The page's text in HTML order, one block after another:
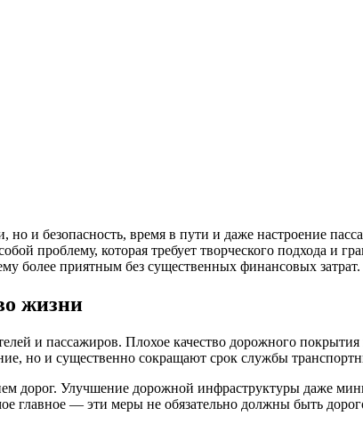
и безопасность, время в пути и даже настроение
проблему, которая требует творческого подхода и
более приятным без существенных финансовых затрат.
жизни
и пассажиров. Плохое качество дорожного
но и существенно сокращают срок службы
дорог. Улучшение дорожной инфраструктуры даже
главное — эти меры не обязательно должны быть